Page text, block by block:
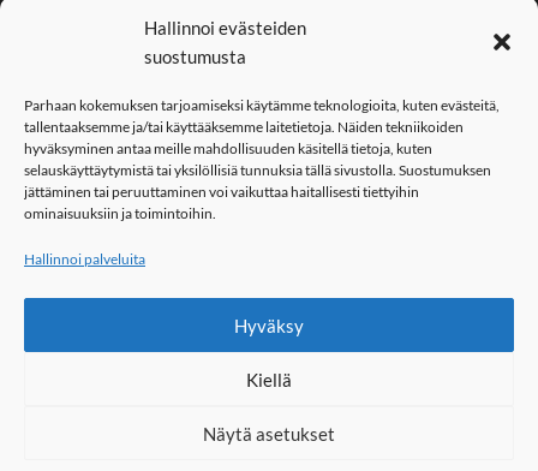
Hallinnoi evästeiden
suostumusta
Parhaan kokemuksen tarjoamiseksi käytämme teknologioita, kuten evästeitä,
tallentaaksemme ja/tai käyttääksemme laitetietoja. Näiden tekniikoiden
hyväksyminen antaa meille mahdollisuuden käsitellä tietoja, kuten
selauskäyttäytymistä tai yksilöllisiä tunnuksia tällä sivustolla. Suostumuksen
jättäminen tai peruuttaminen voi vaikuttaa haitallisesti tiettyihin
ominaisuuksiin ja toimintoihin.
Hallinnoi palveluita
Hyväksy
Kiellä
Näytä asetukset
EXTRANET
Extranet tarjoaa yritykselle tietoturvallista suojaa
organisaation tiedolle. Valitse kantokoski/extranet,
kun haluat tiedon vain niille, joille se on tarkoitettu.
KOULUTUS
organisaatioiden tarpeiden mukaisesti. Koulutukset
ovat räätälöityjä aina tarpeet ja vaatimukset